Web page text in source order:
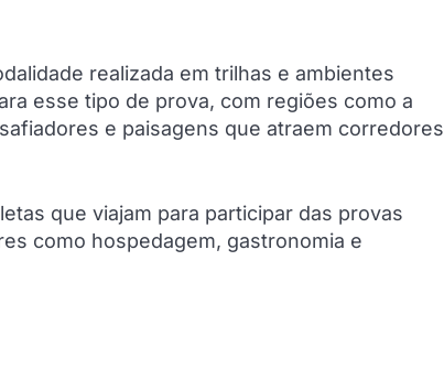
realizada em trilhas e ambientes
esse tipo de prova, com regiões como a
e paisagens que atraem corredores
que viajam para participar das provas
como hospedagem, gastronomia e